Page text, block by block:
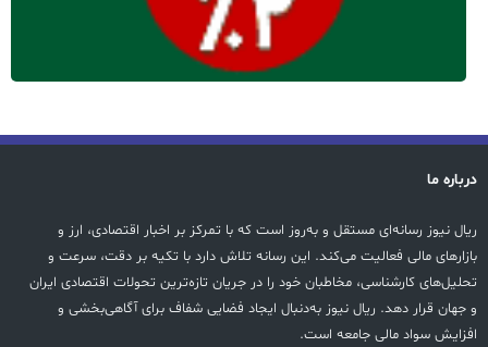
درباره ما
ریال نیوز رسانه‌ای مستقل و به‌روز است که با تمرکز بر اخبار اقتصادی، ارز و
بازارهای مالی فعالیت می‌کند. این رسانه تلاش دارد با تکیه بر دقت، سرعت و
تحلیل‌های کارشناسی، مخاطبان خود را در جریان تازه‌ترین تحولات اقتصادی ایران
و جهان قرار دهد. ریال نیوز به‌دنبال ایجاد فضایی شفاف برای آگاهی‌بخشی و
افزایش سواد مالی جامعه است.